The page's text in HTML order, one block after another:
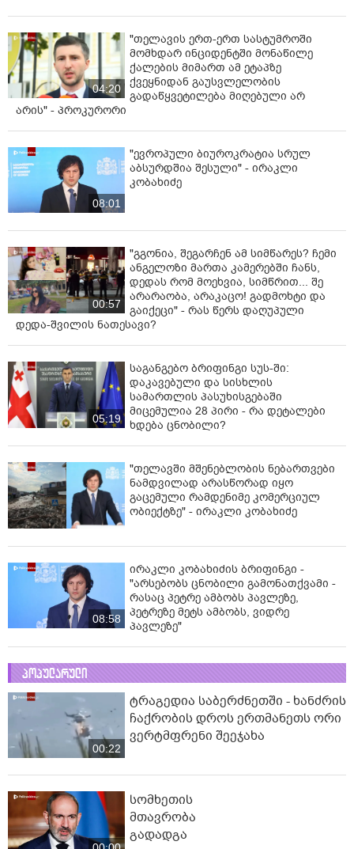
04:20
"თელავის ერთ-ერთ სასტუმროში
მომხდარ ინციდენტში მონაწილე
ქალების მიმართ ამ ეტაპზე
ქვეყნიდან გაუსვლელობის
გადაწყვეტილება მიღებული არ
არის" - პროკურორი
08:01
"ევროპული ბიუროკრატია სრულ
აბსურდშია შესული" - ირაკლი
კობახიძე
00:57
"გგონია, შეგარჩენ ამ სიმწარეს? ჩემი
ანგელოზი მართა კამერებში ჩანს,
დედას რომ მოეხვია, სიმწრით... შე
არარაობა, არაკაცო! გადმოხტი და
გაიქეცი" - რას წერს დაღუპული
დედა-შვილის ნათესავი?
05:19
საგანგებო ბრიფინგი სუს-ში:
დაკავებული და სისხლის
სამართლის პასუხისგებაში
მიცემულია 28 პირი - რა დეტალები
ხდება ცნობილი?
"თელავში მშენებლობის ნებართვები
ნამდვილად არასწორად იყო
გაცემული რამდენიმე კომერციულ
ობიექტზე" - ირაკლი კობახიძე
08:58
ირაკლი კობახიძის ბრიფინგი -
"არსებობს ცნობილი გამონათქვამი -
რასაც პეტრე ამბობს პავლეზე,
პეტრეზე მეტს ამბობს, ვიდრე
პავლეზე"
პოპულარული
00:22
ტრაგედია საბერძნეთში - ხანძრის
ჩაქრობის დროს ერთმანეთს ორი
ვერტმფრენი შეეჯახა
სომხეთის
მთავრობა
გადადგა